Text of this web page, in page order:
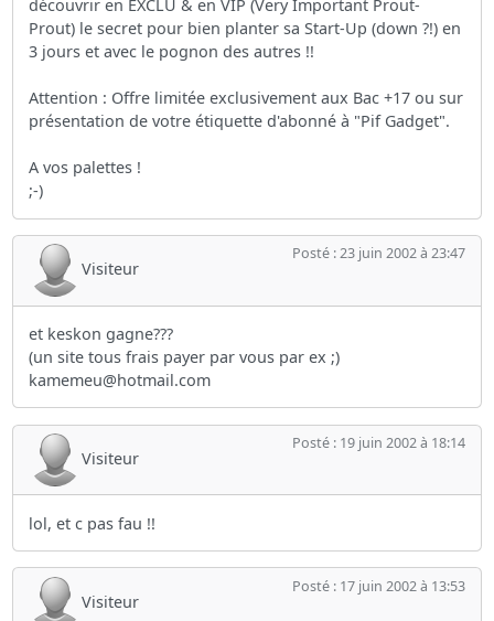
découvrir en EXCLU & en VIP (Very Important Prout-
Prout) le secret pour bien planter sa Start-Up (down ?!) en
3 jours et avec le pognon des autres !!
Attention : Offre limitée exclusivement aux Bac +17 ou sur
présentation de votre étiquette d'abonné à "Pif Gadget".
A vos palettes !
;-)
Visiteur
Posté : 23 juin 2002 à 23:47
et keskon gagne???
(un site tous frais payer par vous par ex ;)
kamemeu@hotmail.com
Visiteur
Posté : 19 juin 2002 à 18:14
lol, et c pas fau !!
Visiteur
Posté : 17 juin 2002 à 13:53